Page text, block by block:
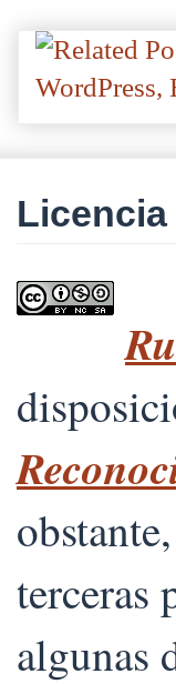
terceras
algunas